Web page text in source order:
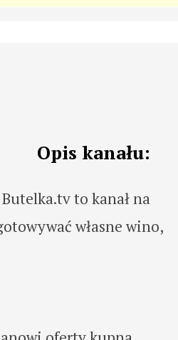
Opis kanału:
Butelka.tv to kanał na
własne wino,